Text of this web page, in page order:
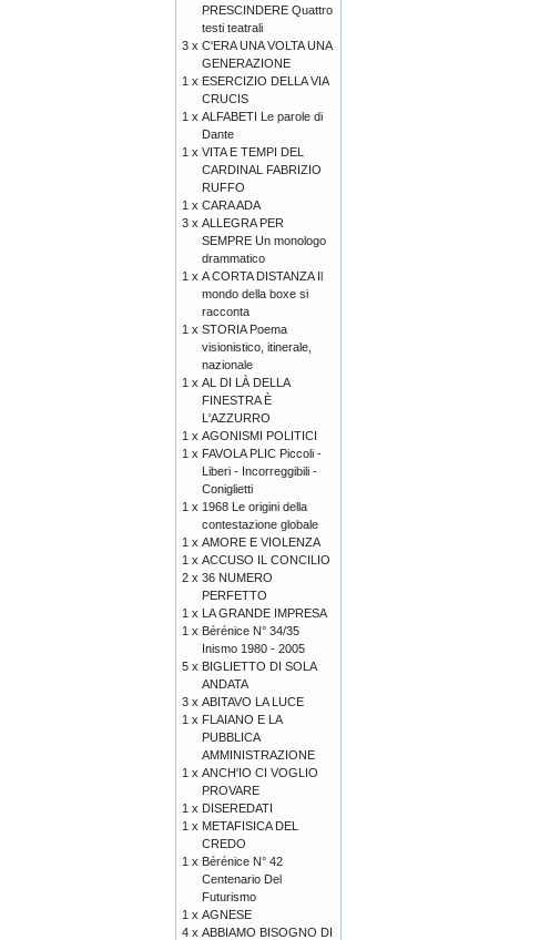
PRESCINDERE Quattro
testi teatrali
3 x C'ERA UNA VOLTA UNA
GENERAZIONE
1 x ESERCIZIO DELLA VIA
CRUCIS
1 x ALFABETI Le parole di
Dante
1 x VITA E TEMPI DEL
CARDINAL FABRIZIO
RUFFO
1 x CARA ADA
3 x ALLEGRA PER
SEMPRE Un monologo
drammatico
1 x A CORTA DISTANZA Il
mondo della boxe si
racconta
1 x STORIA Poema
visionistico, itinerale,
nazionale
1 x AL DI LÀ DELLA
FINESTRA È
L'AZZURRO
1 x AGONISMI POLITICI
1 x FAVOLA PLIC Piccoli -
Liberi - Incorreggibili -
Coniglietti
1 x 1968 Le origini della
contestazione globale
1 x AMORE E VIOLENZA
1 x ACCUSO IL CONCILIO
2 x 36 NUMERO
PERFETTO
1 x LA GRANDE IMPRESA
1 x Bérénice N° 34/35
Inismo 1980 - 2005
5 x BIGLIETTO DI SOLA
ANDATA
3 x ABITAVO LA LUCE
1 x FLAIANO E LA
PUBBLICA
AMMINISTRAZIONE
1 x ANCH'IO CI VOGLIO
PROVARE
1 x DISEREDATI
1 x METAFISICA DEL
CREDO
1 x Bérénice N° 42
Centenario Del
Futurismo
1 x AGNESE
4 x ABBIAMO BISOGNO DI